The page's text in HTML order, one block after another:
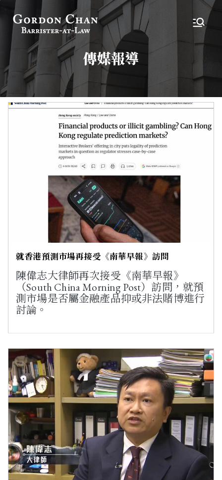
陳偉志大律師
大律師
傳媒報導
就香港預測市場再接受《南華早報》訪問
陳偉志大律師再次接受《南華早報》
（South China Morning Post）訪問，就預
測市場是否屬金融產品抑或非法賭博進行
討論。